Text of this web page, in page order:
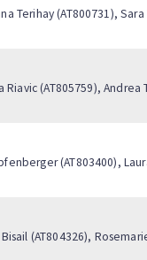
Terihay (AT800731),
(AT805759),
(AT803400),
(AT804326),